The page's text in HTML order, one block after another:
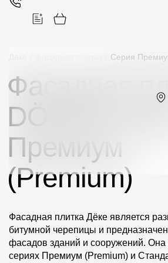
Продукция
Сайдинг
Софиты
Серия
Фасадная
DÖCKE
Премиум
(Premium)
Фасадная плитка Дёке является
битумной черепицы и
фасадов зданий и сооружений. Она
сериях Премиум (Premium) и